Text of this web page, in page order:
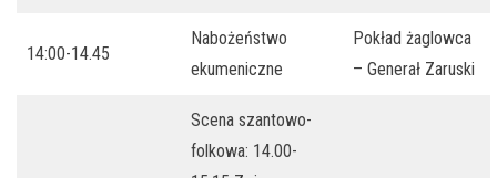
14:00-14.45
Nabożeństwo
ekumeniczne
Pokład żaglowca
– Generał Zaruski
Scena szantowo-
folkowa: 14.00-